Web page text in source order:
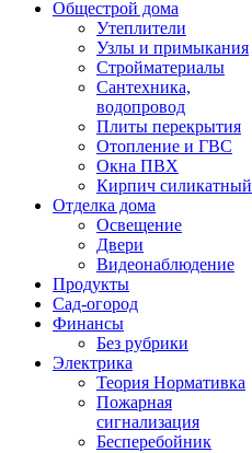
Общестрой дома
Утеплители
Узлы и примыкания
Стройматериалы
Сантехника,
водопровод
Плиты перекрытия
Отопление и ГВС
Окна ПВХ
Кирпич силикатный
Отделка дома
Освещение
Двери
Видеонаблюдение
Продукты
Сад-огород
Финансы
Без рубрики
Электрика
Теория Нормативка
Пожарная
сигнализация
Бесперебойник